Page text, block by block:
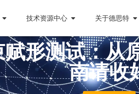
技术资源中心 关于德思特
形测试：从
南请收